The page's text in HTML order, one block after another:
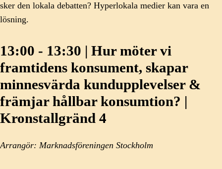
sker den lokala debatten? Hyperlokala medier kan vara en
lösning.
13:00 - 13:30 | Hur möter vi
framtidens konsument, skapar
minnesvärda kundupplevelser &
främjar hållbar konsumtion? |
Kronstallgränd 4
Arrangör: Marknadsföreningen Stockholm